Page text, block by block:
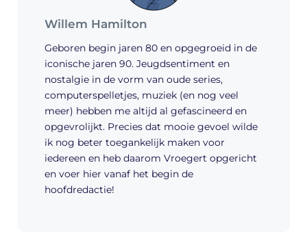
Willem Hamilton
Geboren begin jaren 80 en opgegroeid in de
iconische jaren 90. Jeugdsentiment en
nostalgie in de vorm van oude series,
computerspelletjes, muziek (en nog veel
meer) hebben me altijd al gefascineerd en
opgevrolijkt. Precies dat mooie gevoel wilde
ik nog beter toegankelijk maken voor
iedereen en heb daarom Vroegert opgericht
en voer hier vanaf het begin de
hoofdredactie!